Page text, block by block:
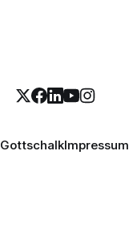
Impressum